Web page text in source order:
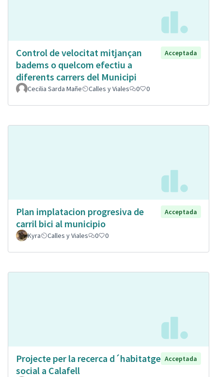
Control de velocitat mitjançan
badems o quelcom efectiu a
diferents carrers del Municipi
Acceptada
Cecilia Sarda Mañe Calles y Viales 0 0
Plan implatacion progresiva de
carril bici al municipio
Acceptada
Kyra Calles y Viales 0 0
Projecte per la recerca d´habitatge
social a Calafell
Acceptada